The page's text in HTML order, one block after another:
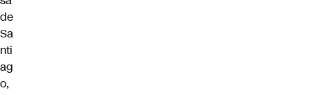
de
Sa
nti
ag
o,